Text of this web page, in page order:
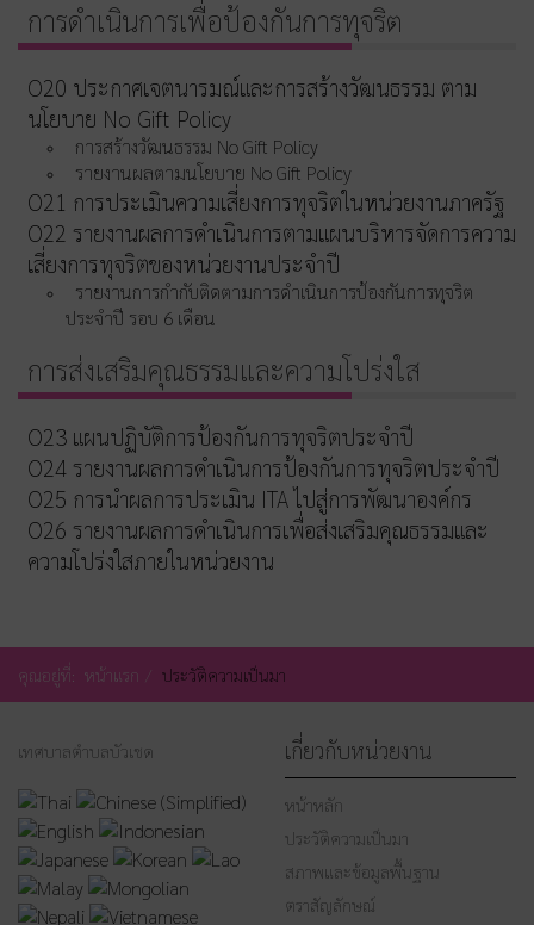
การดำเนินการเพื่อป้องกันการทุจริต
O20 ประกาศเจตนารมณ์และการสร้างวัฒนธรรม ตาม
นโยบาย No Gift Policy
การสร้างวัฒนธรรม No Gift Policy
รายงานผลตามนโยบาย No Gift Policy
O21 การประเมินความเสี่ยงการทุจริตในหน่วยงานภาครัฐ
O22 รายงานผลการดำเนินการตามแผนบริหารจัดการความ
เสี่ยงการทุจริตของหน่วยงานประจำปี
รายงานการกำกับติดตามการดำเนินการป้องกันการทุจริต
ประจำปี รอบ 6 เดือน
การส่งเสริมคุณธรรมและความโปร่งใส
O23 แผนปฏิบัติการป้องกันการทุจริตประจำปี
O24 รายงานผลการดำเนินการป้องกันการทุจริตประจำปี
O25 การนำผลการประเมิน ITA ไปสู่การพัฒนาองค์กร
O26 รายงานผลการดำเนินการเพื่อส่งเสริมคุณธรรมและ
ความโปร่งใสภายในหน่วยงาน
คุณอยู่ที่: หน้าแรก ประวัติความเป็นมา
เทศบาลตำบลบัวเชด เกี่ยวกับหน่วยงาน
หน้าหลัก
ประวัติความเป็นมา
สภาพและข้อมูลพื้นฐาน
ตราสัญลักษณ์